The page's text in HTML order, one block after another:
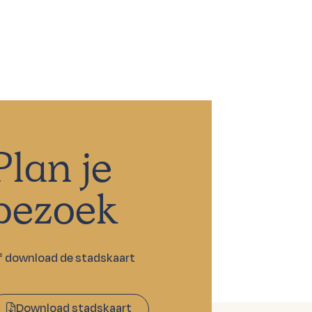
je
download de stadskaart
Download stadskaart